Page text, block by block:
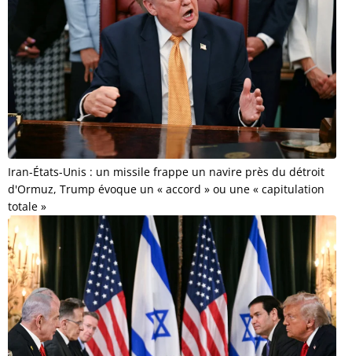
Iran-États-Unis : un missile frappe un navire près du détroit
d'Ormuz, Trump évoque un « accord » ou une « capitulation
totale »